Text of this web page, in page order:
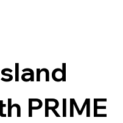
PRIME